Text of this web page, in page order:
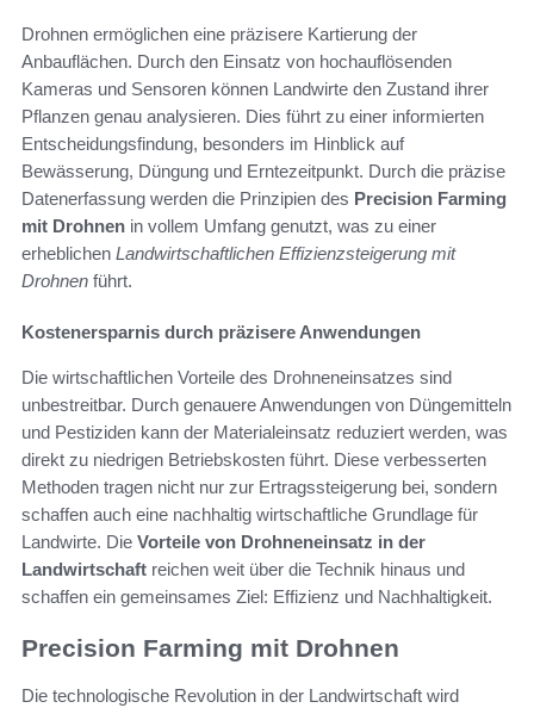
Drohnen ermöglichen eine präzisere Kartierung der
Anbauflächen. Durch den Einsatz von hochauflösenden
Kameras und Sensoren können Landwirte den Zustand ihrer
Pflanzen genau analysieren. Dies führt zu einer informierten
Entscheidungsfindung, besonders im Hinblick auf
Bewässerung, Düngung und Erntezeitpunkt. Durch die präzise
Datenerfassung werden die Prinzipien des Precision Farming
mit Drohnen in vollem Umfang genutzt, was zu einer
erheblichen Landwirtschaftlichen Effizienzsteigerung mit
Drohnen führt.
Kostenersparnis durch präzisere Anwendungen
Die wirtschaftlichen Vorteile des Drohneneinsatzes sind
unbestreitbar. Durch genauere Anwendungen von Düngemitteln
und Pestiziden kann der Materialeinsatz reduziert werden, was
direkt zu niedrigen Betriebskosten führt. Diese verbesserten
Methoden tragen nicht nur zur Ertragssteigerung bei, sondern
schaffen auch eine nachhaltig wirtschaftliche Grundlage für
Landwirte. Die Vorteile von Drohneneinsatz in der
Landwirtschaft reichen weit über die Technik hinaus und
schaffen ein gemeinsames Ziel: Effizienz und Nachhaltigkeit.
Precision Farming mit Drohnen
Die technologische Revolution in der Landwirtschaft wird